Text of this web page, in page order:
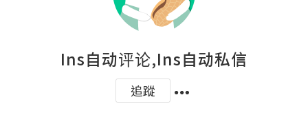
Ins自动评论,Ins自动私信
追蹤